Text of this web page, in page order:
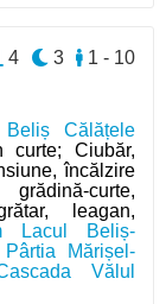
Călățele
curte; Ciubăr,
încălzire
curte,
leagan,
Beliș-
Mărișel-
Vălul
1 - 10
3
4